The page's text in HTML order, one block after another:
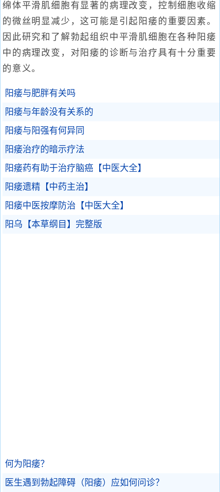
绵体平滑肌细胞有显著的病理改变，控制细胞收缩
的微丝明显减少，这可能是引起阳痿的重要因素。
因此研究和了解勃起组织中平滑肌细胞在各种阳痿
中的病理改变，对阳痿的诊断与治疗具有十分重要
的意义。
阳痿与肥胖有关吗
阳痿与年龄没有关系的
阳痿与阳强有何异同
阳痿治疗的暗示疗法
阳痿药有助于治疗脑癌【中医大全】
阳痿遗精【中药主治】
阳痿中医按摩防治【中医大全】
阳乌【本草纲目】完整版
何为阳痿？
医生遇到勃起障碍（阳痿）应如何问诊？